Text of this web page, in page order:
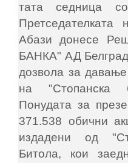
тата седница
Абази донесе
БАНКА" АД
дозвола за
на "Стопанска
Понудата за
371.538 обични
издадени од
Битола, кои